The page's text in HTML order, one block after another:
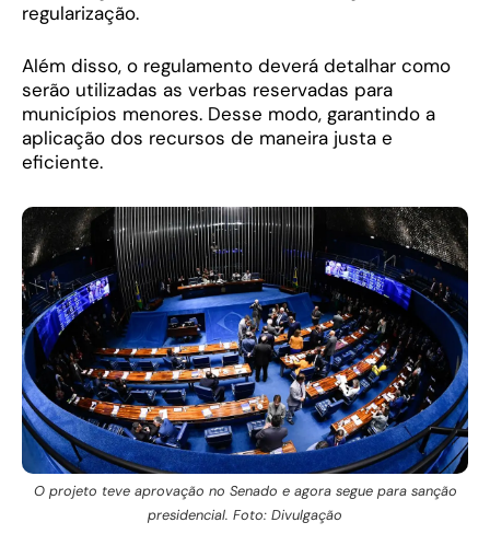
regularização.
Além disso, o regulamento deverá detalhar como
serão utilizadas as verbas reservadas para
municípios menores. Desse modo, garantindo a
aplicação dos recursos de maneira justa e
eficiente.
O projeto teve aprovação no Senado e agora segue para sanção
presidencial. Foto: Divulgação